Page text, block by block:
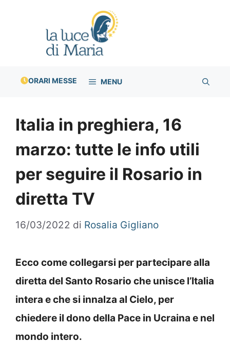
ORARI MESSE MENU
Italia in preghiera, 16
marzo: tutte le info utili
per seguire il Rosario in
diretta TV
16/03/2022 di Rosalia Gigliano
Ecco come collegarsi per partecipare alla
diretta del Santo Rosario che unisce l’Italia
intera e che si innalza al Cielo, per
chiedere il dono della Pace in Ucraina e nel
mondo intero.